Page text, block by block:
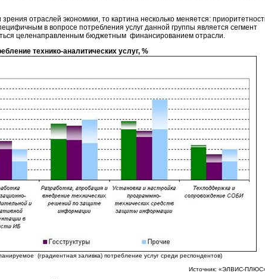
зрения отраслей экономики, то картина несколько меняется:
в вопросе потребления услуг данной группы является сегмент
целенаправленным бюджетным финансированием отрасли.
технико-аналитических услуг, %
(градиентная заливка) потребление услуг среди респондентов)
Источник: «ЭЛВИС-